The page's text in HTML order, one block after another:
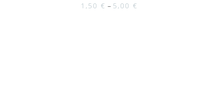
1,50 € – 5,00 €